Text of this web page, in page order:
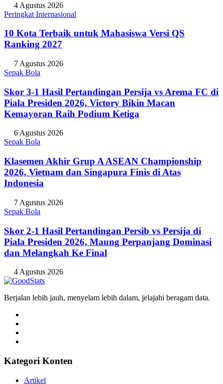
4 Agustus 2026
Peringkat Internasional
10 Kota Terbaik untuk Mahasiswa Versi QS
Ranking 2027
7 Agustus 2026
Sepak Bola
Skor 3-1 Hasil Pertandingan Persija vs Arema FC di
Piala Presiden 2026, Victory Bikin Macan
Kemayoran Raih Podium Ketiga
6 Agustus 2026
Sepak Bola
Klasemen Akhir Grup A ASEAN Championship
2026, Vietnam dan Singapura Finis di Atas
Indonesia
7 Agustus 2026
Sepak Bola
Skor 2-1 Hasil Pertandingan Persib vs Persija di
Piala Presiden 2026, Maung Perpanjang Dominasi
dan Melangkah Ke Final
4 Agustus 2026
Berjalan lebih jauh, menyelam lebih dalam, jelajahi beragam data.
Kategori Konten
Artikel